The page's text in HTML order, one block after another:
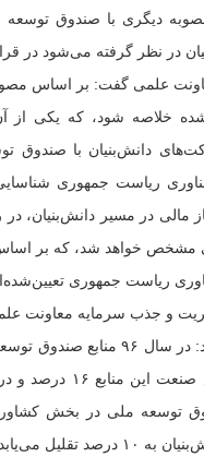
دیگری با صندوق توسعه
در نظر گرفته می‌شود در
علمی گفت: بر اساس مصوبه
خلاصه شود، که یکی از
دانش‌بنیان با صندوق
ریاست جمهوری
مالی در مسیر دانش‌بنیان،
مشخص خواهد شد، که بر
ریاست جمهوری
و جذب سرمایه معاونت
و کشاورزی خبر داد: در
تقلیل می‌یابد.